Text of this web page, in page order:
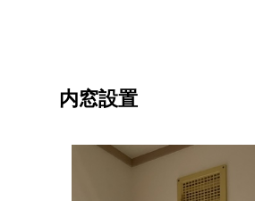
内窓設置